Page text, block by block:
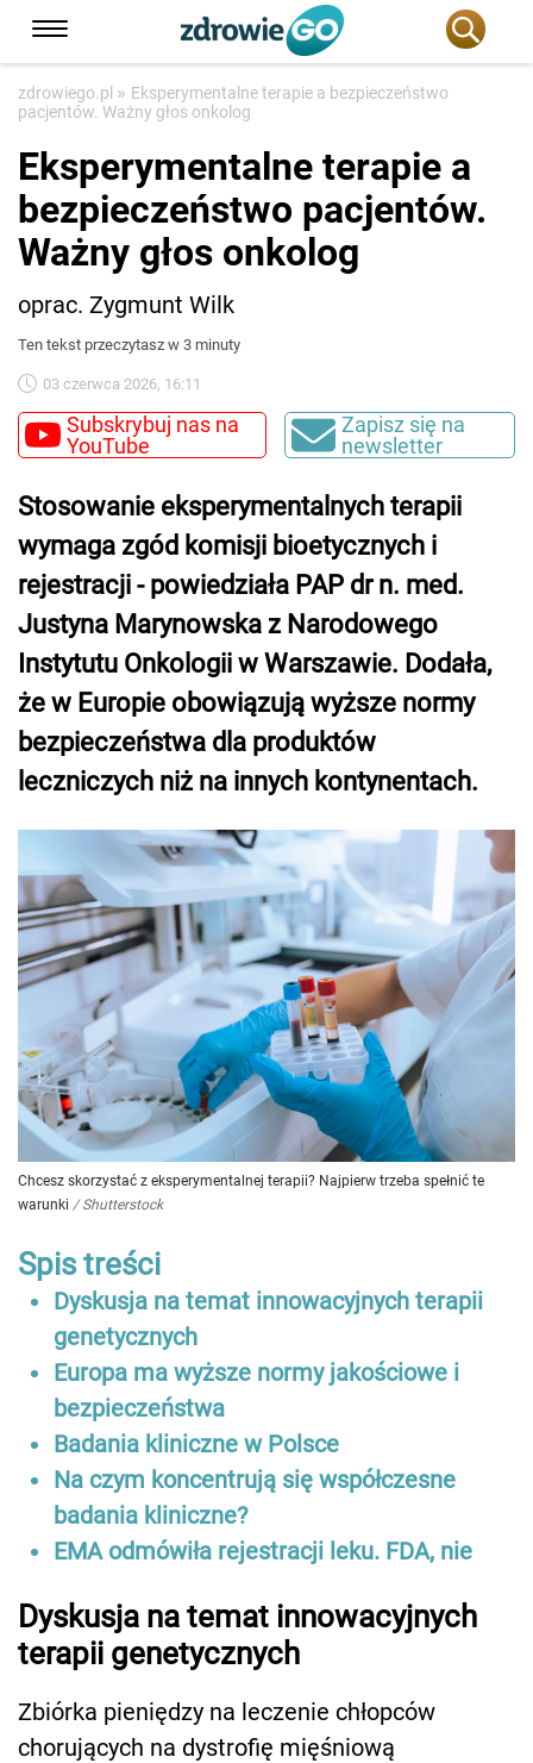
zdrowiego.pl » Eksperymentalne terapie a bezpieczeństwo
pacjentów. Ważny głos onkolog
Eksperymentalne terapie a
bezpieczeństwo pacjentów.
Ważny głos onkolog
oprac. Zygmunt Wilk
Ten tekst przeczytasz w 3 minuty
03 czerwca 2026, 16:11
Subskrybuj nas na
YouTube
Zapisz się na
newsletter
Stosowanie eksperymentalnych terapii
wymaga zgód komisji bioetycznych i
rejestracji - powiedziała PAP dr n. med.
Justyna Marynowska z Narodowego
Instytutu Onkologii w Warszawie. Dodała,
że w Europie obowiązują wyższe normy
bezpieczeństwa dla produktów
leczniczych niż na innych kontynentach.
Chcesz skorzystać z eksperymentalnej terapii? Najpierw trzeba spełnić te
warunki / Shutterstock
Spis treści
Dyskusja na temat innowacyjnych terapii
genetycznych
Europa ma wyższe normy jakościowe i
bezpieczeństwa
Badania kliniczne w Polsce
Na czym koncentrują się współczesne
badania kliniczne?
EMA odmówiła rejestracji leku. FDA, nie
Dyskusja na temat innowacyjnych
terapii genetycznych
Zbiórka pieniędzy na leczenie chłopców
chorujących na dystrofię mięśniową